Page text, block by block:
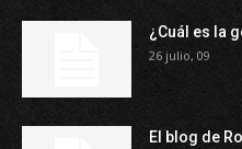
¿Cuál es la
26 julio, 09
El blog de